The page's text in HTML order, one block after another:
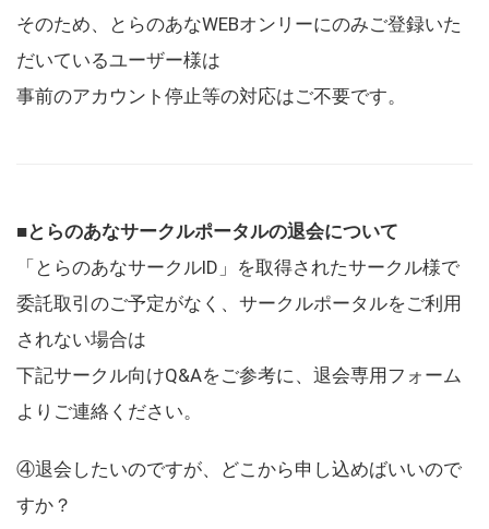
そのため、とらのあなWEBオンリーにのみご登録いた
だいているユーザー様は
事前のアカウント停止等の対応はご不要です。
■とらのあなサークルポータルの退会について
「とらのあなサークルID」を取得されたサークル様で
委託取引のご予定がなく、サークルポータルをご利用
されない場合は
下記サークル向けQ&Aをご参考に、退会専用フォーム
よりご連絡ください。
④退会したいのですが、どこから申し込めばいいので
すか？